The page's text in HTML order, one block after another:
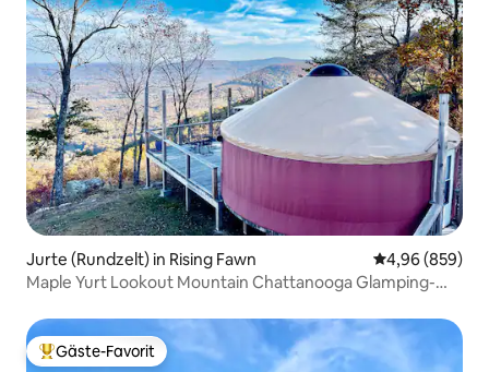
Jurte (Rundzelt) in Rising Fawn
4,96 (859)
Maple Yurt Lookout Mountain Chattanooga Glamping-
Beliebter Gäste-Favorit.
Gäste-Favorit